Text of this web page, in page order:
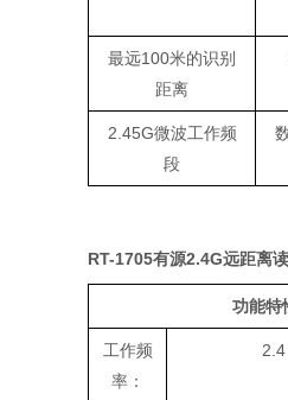
最远100米的识别
距离
2.45G微波工作频
段
RT-1705有源2.4G远距离
功能特
工作频
率：